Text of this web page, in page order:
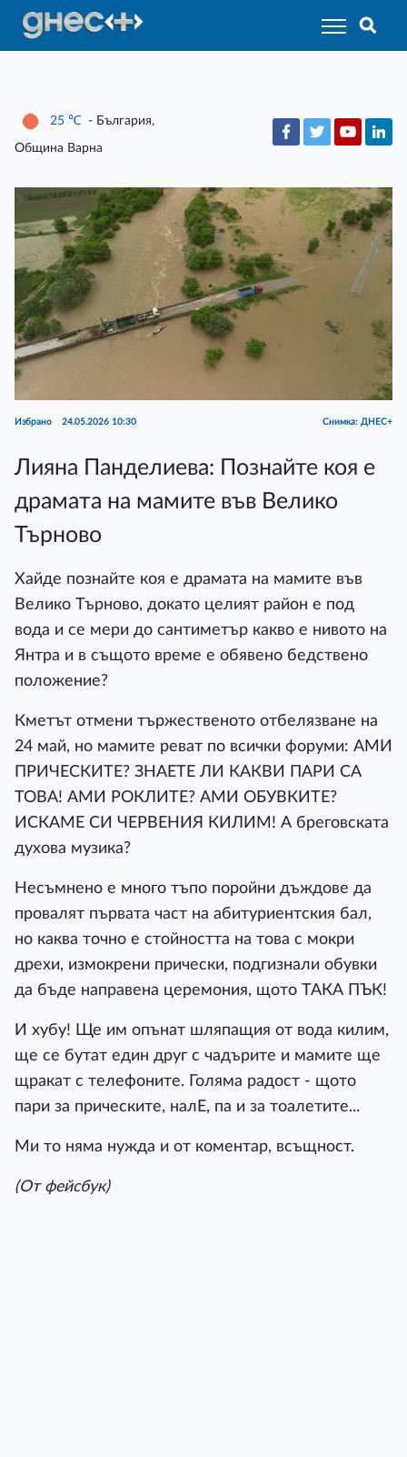
25 ℃ - България,
Община Варна
Избрано 24.05.2026 10:30 Снимка: ДНЕС+
Лияна Панделиева: Познайте коя е
драмата на мамите във Велико
Търново
Хайде познайте коя е драмата на мамите във
Велико Търново, докато целият район е под
вода и се мери до сантиметър какво е нивото на
Янтра и в същото време е обявено бедствено
положение?
Кметът отмени тържественото отбелязване на
24 май, но мамите реват по всички форуми: АМИ
ПРИЧЕСКИТЕ? ЗНАЕТЕ ЛИ КАКВИ ПАРИ СА
ТОВА! АМИ РОКЛИТЕ? АМИ ОБУВКИТЕ?
ИСКАМЕ СИ ЧЕРВЕНИЯ КИЛИМ! А бреговската
духова музика?
Несъмнено е много тъпо поройни дъждове да
провалят първата част на абитуриентския бал,
но каква точно е стойността на това с мокри
дрехи, измокрени прически, подгизнали обувки
да бъде направена церемония, щото ТАКА ПЪК!
И хубу! Ще им опънат шляпащия от вода килим,
ще се бутат един друг с чадърите и мамите ще
щракат с телефоните. Голяма радост - щото
пари за прическите, налЕ, па и за тоалетите...
Ми то няма нужда и от коментар, всъщност.
(От фейсбук)